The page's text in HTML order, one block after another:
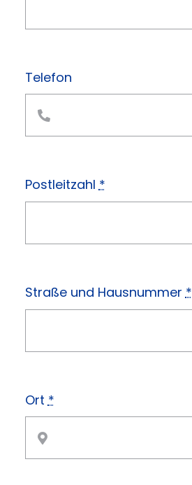
Telefon
Postleitzahl*
Straße und Hausnummer*
Ort *